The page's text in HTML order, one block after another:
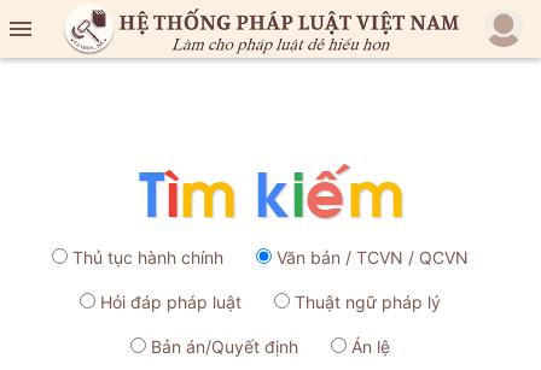

Thủ tục hành chính Văn bản / TCVN / QCVN
Hỏi đáp pháp luật Thuật ngữ pháp lý
Bản án/Quyết định Án lệ